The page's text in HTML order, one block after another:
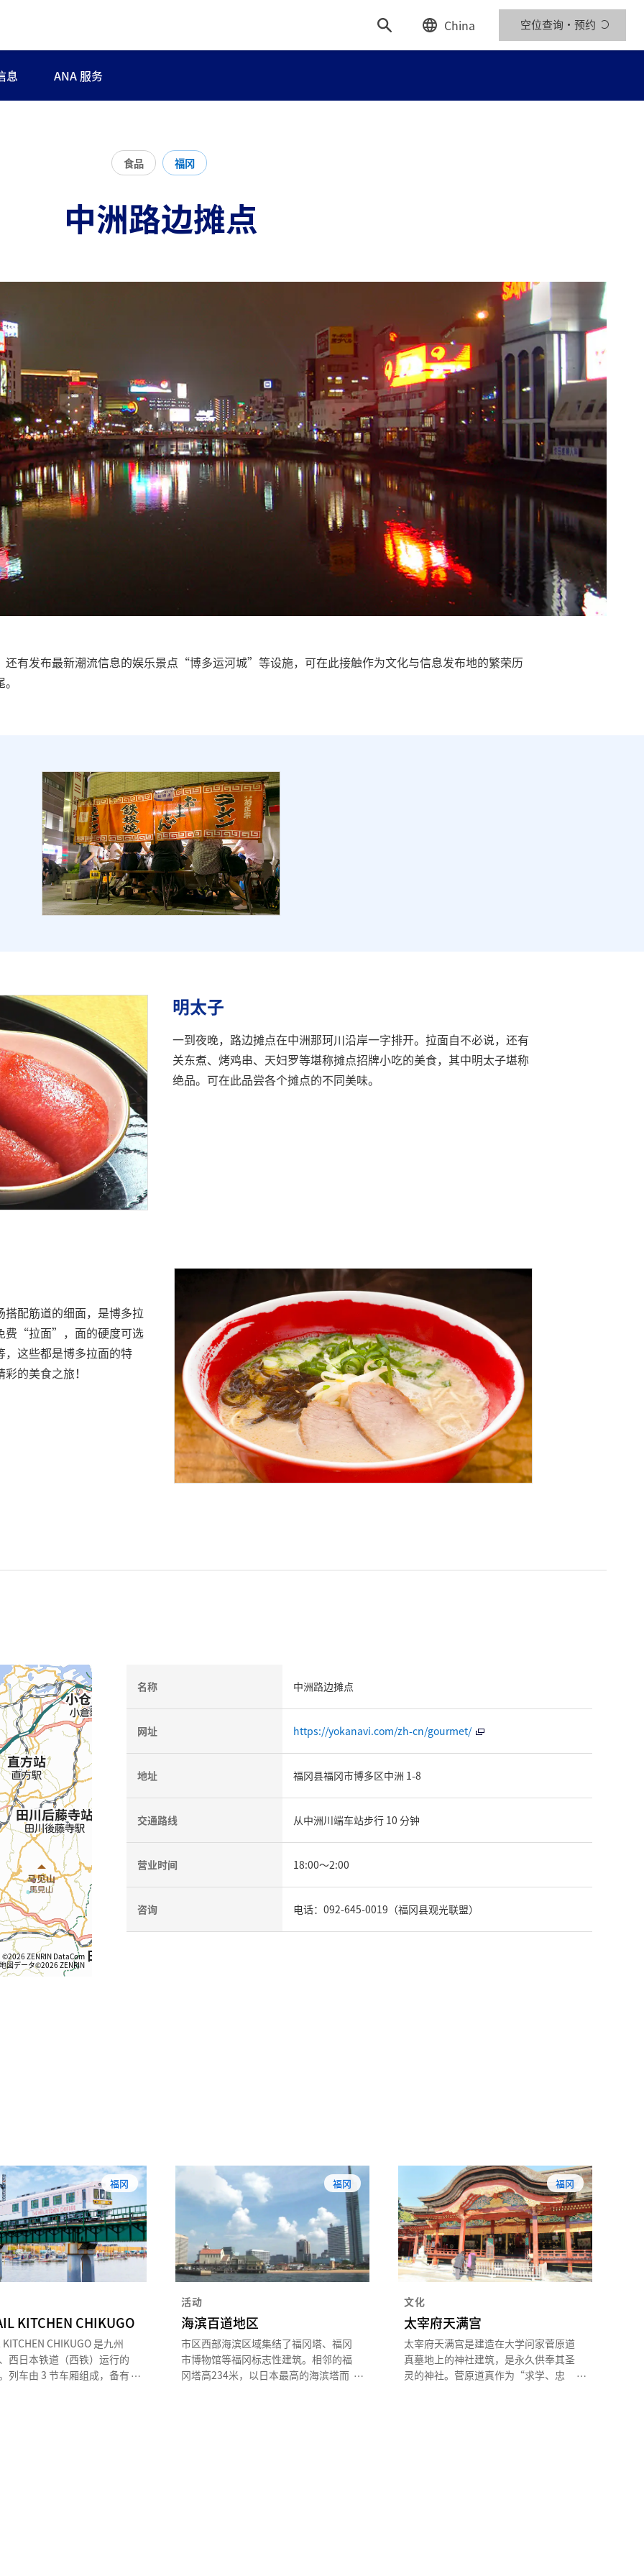
China 空位查询・预约
息 ANA 服务
食品 福冈
中洲路边摊点
还有发布最新潮流信息的娱乐景点“博多运河城”等设施，可在此接触作为文化与信息发布地的繁荣历
明太子
一到夜晚，路边摊点在中洲那珂川沿岸一字排开。拉面自不必说，还有
关东煮、烤鸡串、天妇罗等堪称摊点招牌小吃的美食，其中明太子堪称
绝品。可在此品尝各个摊点的不同美味。
配筋道的细面，是博多拉
费“拉面”，面的硬度可选
些都是博多拉面的特
的美食之旅！
©2026 ZENRIN DataCom
地図データ©2026 ZENRIN
名称 中洲路边摊点
网址 https://yokanavi.com/zh-cn/gourmet/
地址 福冈县福冈市博多区中洲 1-8
交通路线 从中洲川端车站步行 10 分钟
营业时间 18:00～2:00
咨询 电话：092-645-0019（福冈县观光联盟）
福冈
KITCHEN CHIKUGO
KITCHEN CHIKUGO 是九州
西日本铁道（西铁）运行的
列车由 3 节车厢组成，备有
福冈
活动
海滨百道地区
市区西部海滨区域集结了福冈塔、福冈
市博物馆等福冈标志性建筑。相邻的福
冈塔高234米，以日本最高的海滨塔而
福冈
文化
太宰府天满宫
太宰府天满宫是建造在大学问家菅原道
真墓地上的神社建筑，是永久供奉其圣
灵的神社。菅原道真作为“求学、忠